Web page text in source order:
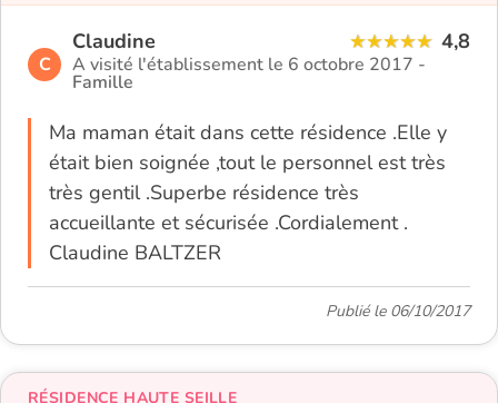
C
Claudine 4,8
A visité l'établissement le 6 octobre 2017 -
Famille
Ma maman était dans cette résidence .Elle y
était bien soignée ,tout le personnel est très
très gentil .Superbe résidence très
accueillante et sécurisée .Cordialement .
Claudine BALTZER
Publié le 06/10/2017
RÉSIDENCE HAUTE SEILLE